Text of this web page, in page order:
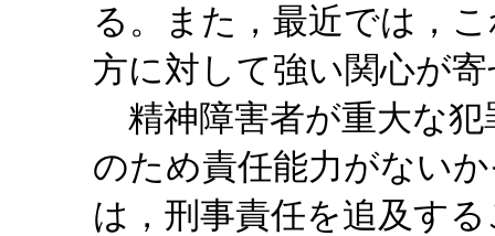
る。また，最近では，
方に対して強い関心が
精神障害者が重大な犯
のため責任能力がない
は，刑事責任を追及す